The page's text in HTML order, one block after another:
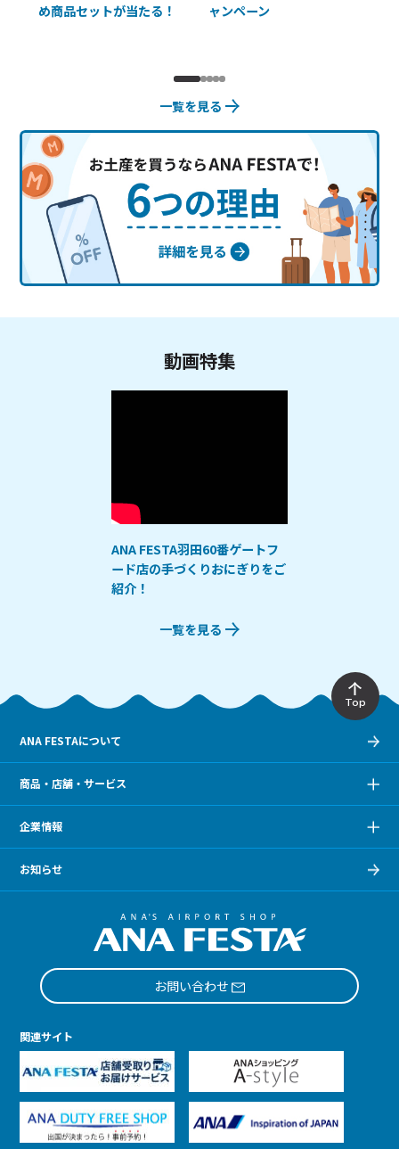
め商品セットが当たる！
ャンペーン
一覧を見る
動画特集
ANA FESTA羽田60番ゲートフ
ード店の手づくりおにぎりをご
紹介！
一覧を見る
Top
ANA FESTAについて
商品・店舗・サービス
企業情報
お知らせ
お問い合わせ
関連サイト